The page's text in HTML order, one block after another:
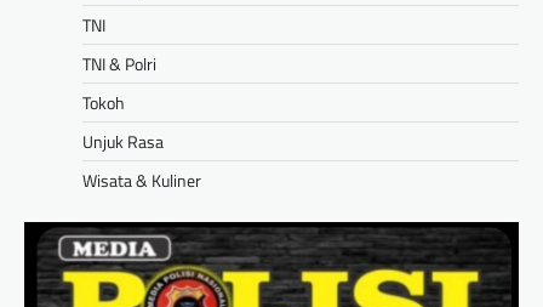
TNI
TNI & Polri
Tokoh
Unjuk Rasa
Wisata & Kuliner